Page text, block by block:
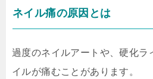
ネイル痛の原因とは
過度のネイルアートや、硬化ラ
イルが痛むことがあります。